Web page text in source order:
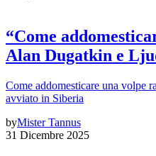
“Come
Alan Dugatkin e
Come addomesticare una volpe
avviato in Siberia
byMister Tannus
31 Dicembre 2025